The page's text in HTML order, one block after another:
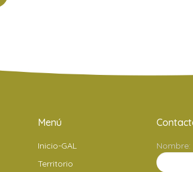
Menú
Inicio-GAL
Territorio
Nombre: